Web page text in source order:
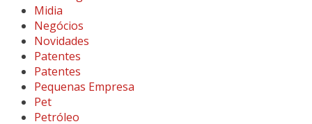
Midia
Negócios
Novidades
Patentes
Patentes
Pequenas Empresa
Pet
Petróleo